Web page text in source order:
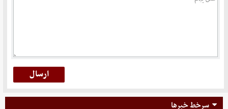
سرخط خبرها